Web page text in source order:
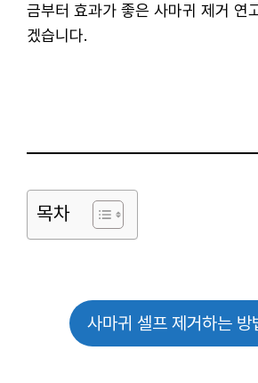
금부터 효과가 좋은 사마귀 제거 연
겠습니다.
목차
사마귀 셀프 제거하는 방